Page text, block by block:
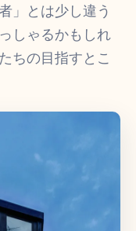
」とは少し違う
しゃるかもしれ
ちの目指すとこ